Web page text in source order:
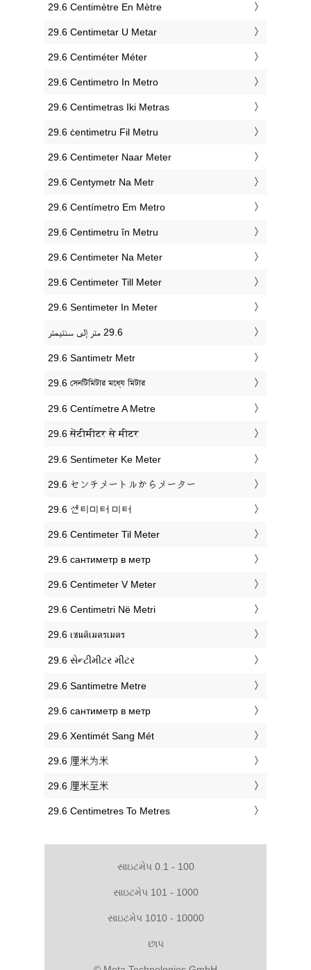
‎29.6 Centimètre En Mètre
‎29.6 Centimetar U Metar
‎29.6 Centiméter Méter
‎29.6 Centimetro In Metro
‎29.6 Centimetras Iki Metras
‎29.6 ċentimetru Fil Metru
‎29.6 Centimeter Naar Meter
‎29.6 Centymetr Na Metr
‎29.6 Centímetro Em Metro
‎29.6 Centimetru în Metru
‎29.6 Centimeter Na Meter
‎29.6 Centimeter Till Meter
‎29.6 Sentimeter In Meter
‎29.6 Santimetr Metr
‎29.6 সেনটিমিটার মধ্যে মিটার
‎29.6 Centímetre A Metre
‎29.6 सेंटीमीटर से मीटर
‎29.6 Sentimeter Ke Meter
‎29.6 センチメートルからメーター
‎29.6 센티미터 미터
‎29.6 Centimeter Til Meter
‎29.6 сантиметр в метр
‎29.6 Centimeter V Meter
‎29.6 Centimetri Në Metri
‎29.6 เซนติเมตรเมตร
‎29.6 સેન્ટીમીટર મીટર
‎29.6 Santimetre Metre
‎29.6 сантиметр в метр
‎29.6 Xentimét Sang Mét
‎29.6 厘米为米
‎29.6 厘米至米
‎29.6 Centimetres To Metres
સાઇટમેપ 0.1 - 100
સાઇટમેપ 101 - 1000
સાઇટમેપ 1010 - 10000
છાપ